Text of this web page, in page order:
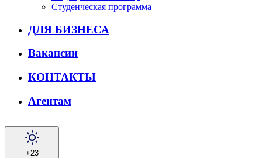
Студенческая программа
ДЛЯ БИЗНЕСА
Вакансии
КОНТАКТЫ
Агентам
+23